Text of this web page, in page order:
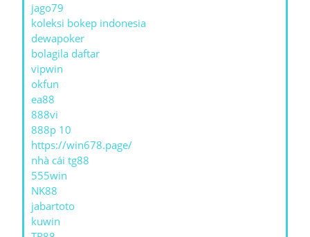
jago79
koleksi bokep indonesia
dewapoker
bolagila daftar
vipwin
okfun
ea88
888vi
888p 10
https://win678.page/
nhà cái tg88
555win
NK88
jabartoto
kuwin